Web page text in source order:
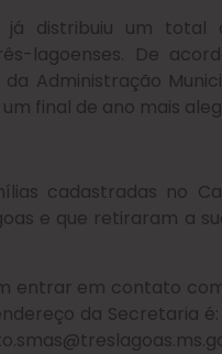
distribuiu um total
lagoenses. De
Administração
final de ano mais
cadastradas no
e que retiraram a
entrar em contato
da Secretaria é: